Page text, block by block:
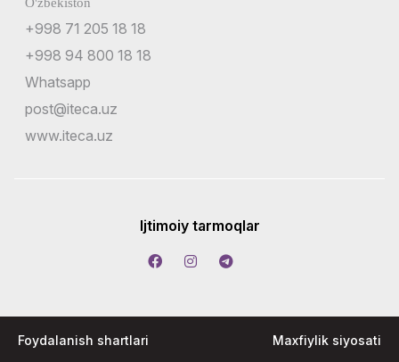
+998 71 205 18 18
+998 94 800 18 18
Whatsapp
post@iteca.uz
www.iteca.uz
Ijtimoiy tarmoqlar
Foydalanish shartlari Maxfiylik siyosati